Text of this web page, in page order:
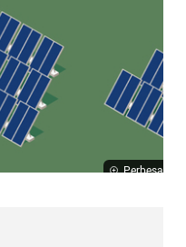
Perbesar